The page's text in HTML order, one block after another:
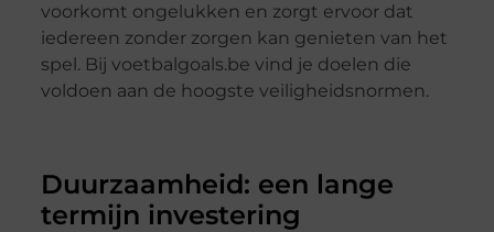
voorkomt ongelukken en zorgt ervoor dat
iedereen zonder zorgen kan genieten van het
spel. Bij voetbalgoals.be vind je doelen die
voldoen aan de hoogste veiligheidsnormen.
Duurzaamheid: een lange
termijn investering